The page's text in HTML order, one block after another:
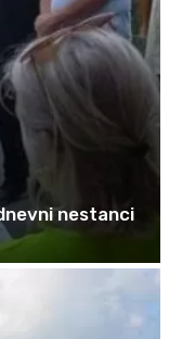
nestanci